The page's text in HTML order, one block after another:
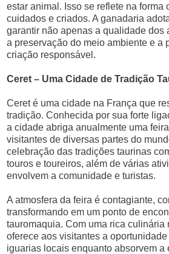
estar animal. Isso se reflete na forma
cuidados e criados. A ganadaria
garantir não apenas a qualidade dos
a preservação do meio ambiente e a
criação responsável.
Ceret – Uma Cidade de Tradição
Ceret é uma cidade na França que
tradição. Conhecida por sua forte
a cidade abriga anualmente uma
visitantes de diversas partes do
celebração das tradições taurinas
touros e toureiros, além de várias
envolvem a comunidade e turistas.
A atmosfera da feira é contagiante,
transformando em um ponto de
tauromaquia. Com uma rica culinária
oferece aos visitantes a
iguarias locais enquanto absorvem a